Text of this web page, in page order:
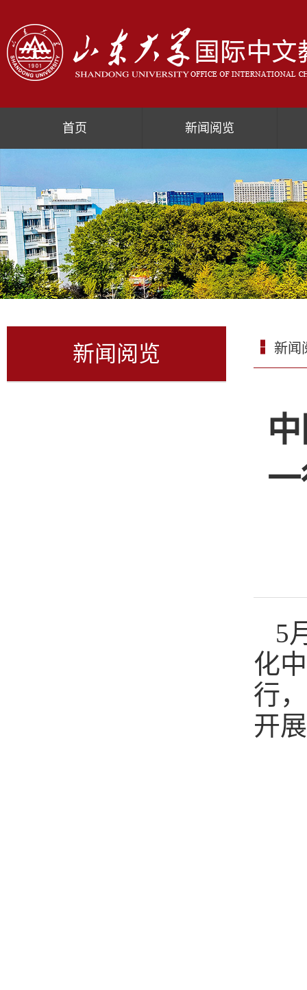
首页 新闻阅览
新闻阅览 新闻
5
化
行
开